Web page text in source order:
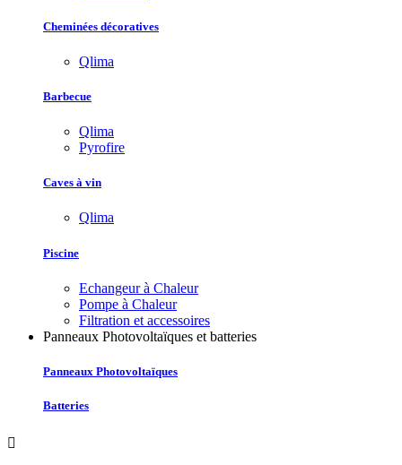
Cheminées décoratives
Qlima
Barbecue
Qlima
Pyrofire
Caves à vin
Qlima
Piscine
Echangeur à Chaleur
Pompe à Chaleur
Filtration et accessoires
Panneaux Photovoltaïques et batteries
Panneaux Photovoltaïques
Batteries
